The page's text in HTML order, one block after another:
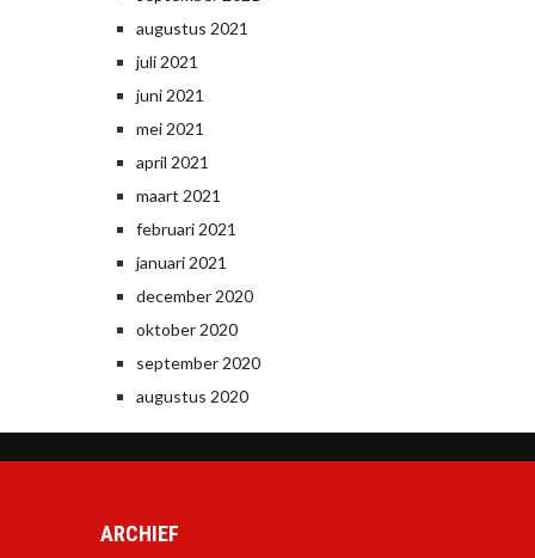
augustus 2021
juli 2021
juni 2021
mei 2021
april 2021
maart 2021
februari 2021
januari 2021
december 2020
oktober 2020
september 2020
augustus 2020
ARCHIEF